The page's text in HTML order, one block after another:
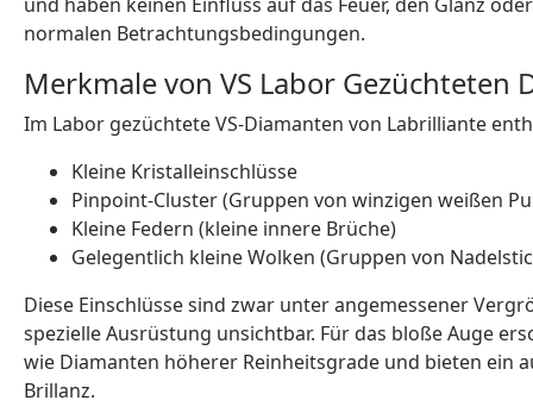
normalen Betrachtungsbedingungen.
Merkmale von VS Labor Gezüchteten
Im Labor gezüchtete VS-Diamanten von Labrilliante
Kleine Kristalleinschlüsse
Pinpoint-Cluster (Gruppen von winzigen weißen
Kleine Federn (kleine innere Brüche)
Gelegentlich kleine Wolken (Gruppen von
Diese Einschlüsse sind zwar unter angemessener
spezielle Ausrüstung unsichtbar. Für das bloße Auge
wie Diamanten höherer Reinheitsgrade und bieten ein
Brillanz.